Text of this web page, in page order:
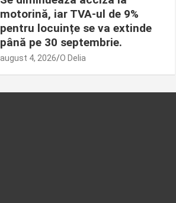
motorină, iar TVA-ul de 9%
pentru locuințe se va extinde
până pe 30 septembrie.
august 4, 2026 O Delia